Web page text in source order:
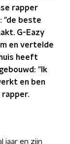
rapper
"de beste
G-Eazy
en vertelde
heeft
"Ik
en ben
rapper.
jaar en zijn